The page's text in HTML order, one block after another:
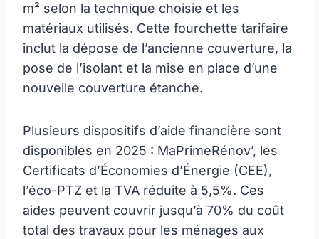
m² selon la technique choisie et les
matériaux utilisés. Cette fourchette tarifaire
inclut la dépose de l’ancienne couverture, la
pose de l’isolant et la mise en place d’une
nouvelle couverture étanche.
Plusieurs dispositifs d’aide financière sont
disponibles en 2025 : MaPrimeRénov’, les
Certificats d’Économies d’Énergie (CEE),
l’éco-PTZ et la TVA réduite à 5,5%. Ces
aides peuvent couvrir jusqu’à 70% du coût
total des travaux pour les ménages aux